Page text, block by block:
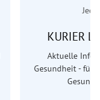
KURIER
Aktuelle
Gesundheit - für